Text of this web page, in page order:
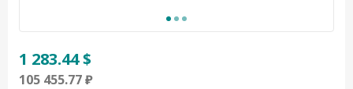
1 283.44 $
105 455.77 ₽